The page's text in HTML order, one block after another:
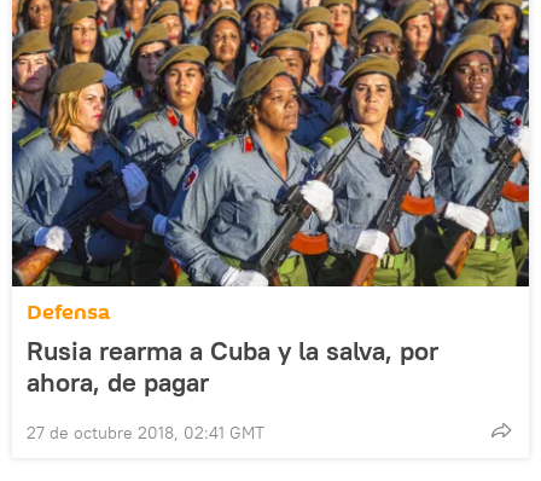
Defensa
Rusia rearma a Cuba y la salva, por
ahora, de pagar
27 de octubre 2018, 02:41 GMT